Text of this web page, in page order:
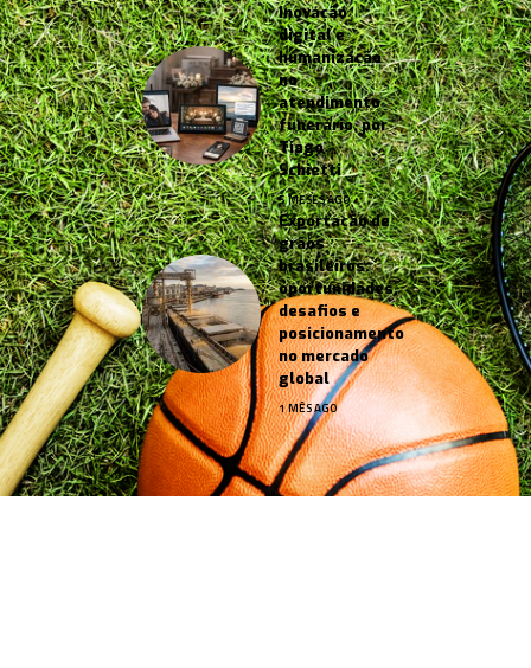
Inovação
digital e
humanização
no
atendimento
funerário, por
Tiago
Schietti
5 MESES AGO
Exportação de
grãos
brasileiros:
oportunidades,
desafios e
posicionamento
no mercado
global
1 MÊS AGO